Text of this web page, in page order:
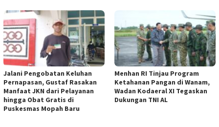
Jalani Pengobatan Keluhan
Pernapasan, Gustaf Rasakan
Manfaat JKN dari Pelayanan
hingga Obat Gratis di
Puskesmas Mopah Baru
Menhan RI Tinjau Program
Ketahanan Pangan di Wanam,
Wadan Kodaeral XI Tegaskan
Dukungan TNI AL